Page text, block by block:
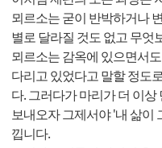
뫼르소는 굳이 반박하거나
별로 달라질 것도 없고 무엇
뫼르소는 감옥에 있으면서
다리고 있었다고 말할 정도
다. 그러다가 마리가 더 이
보내오자 그제서야 '내 삶이
낍니다.